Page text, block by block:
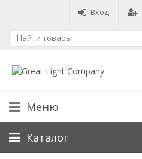
Вход
Меню
Каталог